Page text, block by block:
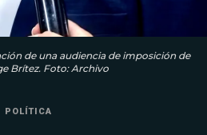
de una audiencia de imposición de
Brítez. Foto: Archivo
POLÍTICA